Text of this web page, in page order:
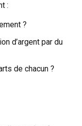
:
?
d’argent par du
de chacun ?